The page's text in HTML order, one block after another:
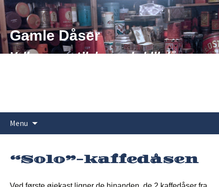
Hop
til
indhold
Gamle Dåser
Velkommen til de gamle blikdåsers
Menu
“Solo”-kaffedåsen